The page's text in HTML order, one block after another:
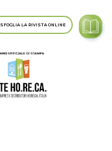
SFOGLIA LA RIVISTA ONLINE